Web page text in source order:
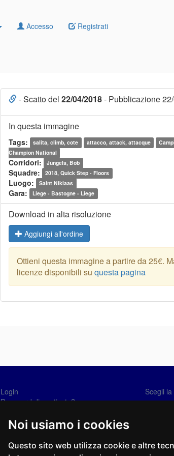
Noi usiamo i cookies
Questo sito web utilizza cookie e altre
Accesso Registrati
- Scatto del 22/04/2018- Pubblicazione
In questa immagine
Tags: salita, climb, cote attacco, attack, attacque
Champion National
Corridori: Jungels, Bob
Squadre: 2018, Quick Step - Floors
Luogo: Saint Niklaas
Gara: Liege - Bastogne - Liege
Download in alta risoluzione
Aggiungi all'ordine
Ottieni questa immagine a partire da 25€.
licenze disponibili su questa pagina
Login
Password dimenticata?
Scegli
Social